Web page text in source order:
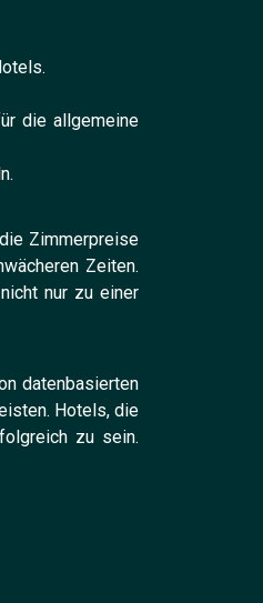
die allgemeine
Zimmerpreise
Zeiten.
nur zu einer
datenbasierten
Hotels, die
zu sein.